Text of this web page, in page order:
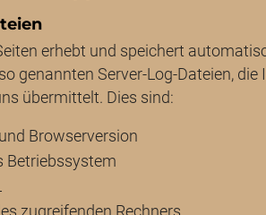
erhebt und speichert
genannten Server-Log-Dateien, die
übermittelt. Dies sind:
Browserversion
Betriebssystem
zugreifenden Rechners